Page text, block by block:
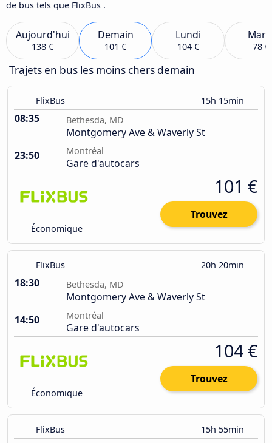
de bus tels que FlixBus .
Aujourd'hui
138 €
Demain
101 €
Lundi
104 € 78 €
Trajets en bus les moins chers demain
FlixBus 15h 15min
08:35 Bethesda, MD
Montgomery Ave & Waverly St
23:50
Montréal
Gare d'autocars
Économique
101 €
Trouvez
FlixBus 20h 20min
18:30 Bethesda, MD
Montgomery Ave & Waverly St
14:50
Montréal
Gare d'autocars
Économique
104 €
Trouvez
FlixBus 15h 55min